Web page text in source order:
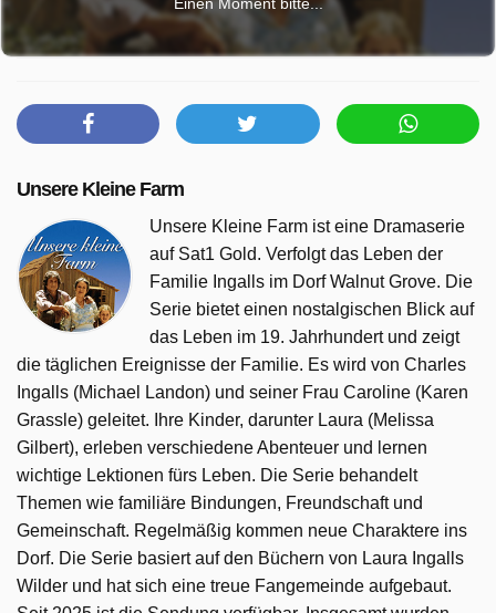
Unsere Kleine Farm
Unsere Kleine Farm ist eine Dramaserie
auf Sat1 Gold. Verfolgt das Leben der
Familie Ingalls im Dorf Walnut Grove. Die
Serie bietet einen nostalgischen Blick auf
das Leben im 19. Jahrhundert und zeigt
die täglichen Ereignisse der Familie. Es wird von Charles
Ingalls (Michael Landon) und seiner Frau Caroline (Karen
Grassle) geleitet. Ihre Kinder, darunter Laura (Melissa
Gilbert), erleben verschiedene Abenteuer und lernen
wichtige Lektionen fürs Leben. Die Serie behandelt
Themen wie familiäre Bindungen, Freundschaft und
Gemeinschaft. Regelmäßig kommen neue Charaktere ins
Dorf. Die Serie basiert auf den Büchern von Laura Ingalls
Wilder und hat sich eine treue Fangemeinde aufgebaut.